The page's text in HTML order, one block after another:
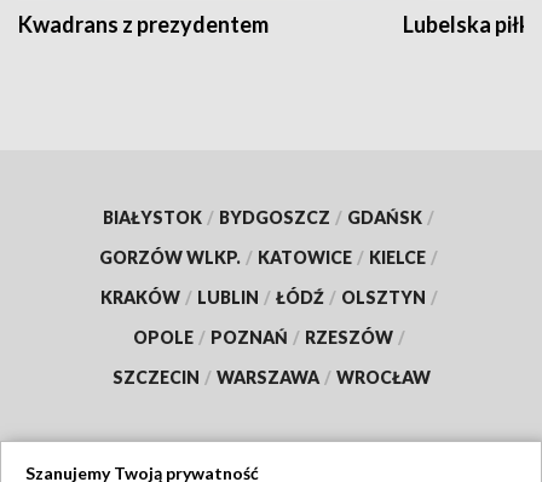
Kwadrans z prezydentem Lubelska piłka
BIAŁYSTOK / BYDGOSZCZ / GDAŃSK /
GORZÓW WLKP. / KATOWICE / KIELCE /
KRAKÓW / LUBLIN / ŁÓDŹ / OLSZTYN /
OPOLE / POZNAŃ / RZESZÓW /
SZCZECIN / WARSZAWA / WROCŁAW
Szanujemy Twoją prywatność